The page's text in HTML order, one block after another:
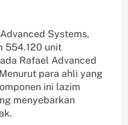
Systems,
554.120 unit
Rafael Advanced
para ahli yang
ini lazim
menyebarkan